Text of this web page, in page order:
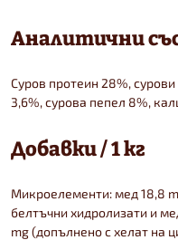
Аналитични
Суров протеин 28%,
3,6%, сурова пепел 8%,
Добавки / 1 кг
Микроелементи: мед 18,8
белтъчни хидролизати и
mg (допълнено с хелат на